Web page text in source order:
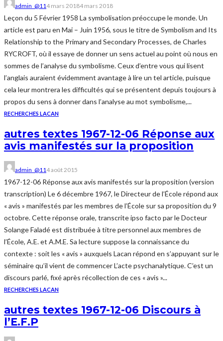
admin_@114 mars 20184 mars 2018
Leçon du 5 Février 1958 La symbolisation préoccupe le monde. Un
article est paru en Mai – Juin 1956, sous le titre de Symbolism and Its
Relationship to the Primary and Secondary Processes, de Charles
RYCROFT, où il essaye de donner un sens actuel au point où nous en
sommes de l’analyse du symbolisme. Ceux d’entre vous qui lisent
l’anglais auraient évidemment avantage à lire un tel article, puisque
cela leur montrera les difficultés qui se présentent depuis toujours à
propos du sens à donner dans l’analyse au mot symbolisme,...
RECHERCHES LACAN
autres textes 1967-12-06 Réponse aux
avis manifestés sur la proposition
admin_@114 août 2015
1967-12-06 Réponse aux avis manifestés sur la proposition (version
transcription) Le 6 décembre 1967, le Directeur de l’École répond aux
« avis » manifestés par les membres de l’École sur sa proposition du 9
octobre. Cette réponse orale, transcrite ipso facto par le Docteur
Solange Faladé est distribuée à titre personnel aux membres de
l’École, A.E. et A.M.E. Sa lecture suppose la connaissance du
contexte : soit les « avis » auxquels Lacan répond en s’appuyant sur le
séminaire qu’il vient de commencer L’acte psychanalytique. C’est un
discours parlé, fixé après récollection de ces « avis »...
RECHERCHES LACAN
autres textes 1967-12-06 Discours à
l’E.F.P